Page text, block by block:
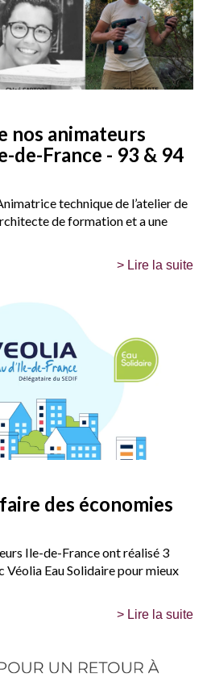
nos animateurs
de-France - 93 & 94
technique de l’atelier de
de formation et a une
> Lire la suite
des économies
Ile-de-France ont réalisé 3
Eau Solidaire pour mieux
> Lire la suite